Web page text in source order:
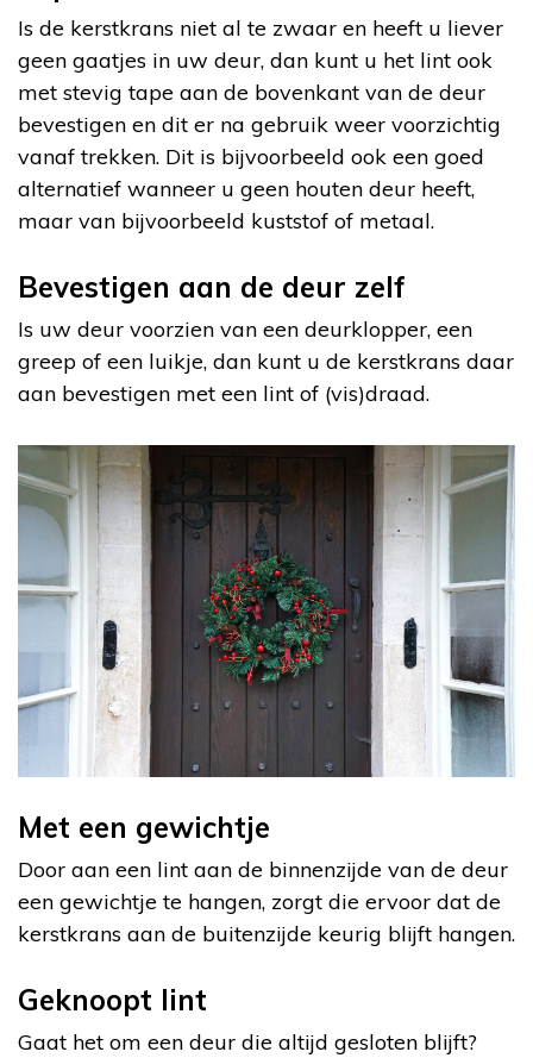
Is de kerstkrans niet al te zwaar en heeft u liever
geen gaatjes in uw deur, dan kunt u het lint ook
met stevig tape aan de bovenkant van de deur
bevestigen en dit er na gebruik weer voorzichtig
vanaf trekken. Dit is bijvoorbeeld ook een goed
alternatief wanneer u geen houten deur heeft,
maar van bijvoorbeeld kuststof of metaal.
Bevestigen aan de deur zelf
Is uw deur voorzien van een deurklopper, een
greep of een luikje, dan kunt u de kerstkrans daar
aan bevestigen met een lint of (vis)draad.
Met een gewichtje
Door aan een lint aan de binnenzijde van de deur
een gewichtje te hangen, zorgt die ervoor dat de
kerstkrans aan de buitenzijde keurig blijft hangen.
Geknoopt lint
Gaat het om een deur die altijd gesloten blijft?